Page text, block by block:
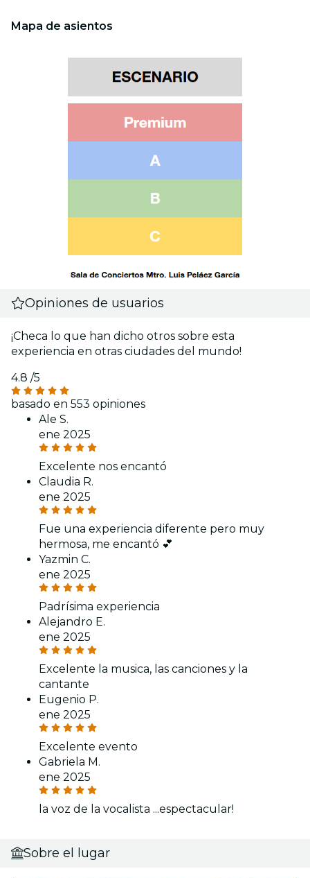
Mapa de asientos
Opiniones de usuarios
¡Checa lo que han dicho otros sobre esta
experiencia en otras ciudades del mundo!
4.8 /5
basado en 553 opiniones
Ale S.
ene 2025
Excelente nos encantó
Claudia R.
ene 2025
Fue una experiencia diferente pero muy
hermosa, me encantó 💕
Yazmin C.
ene 2025
Padrísima experiencia
Alejandro E.
ene 2025
Excelente la musica, las canciones y la
cantante
Eugenio P.
ene 2025
Excelente evento
Gabriela M.
ene 2025
la voz de la vocalista ...espectacular!
Sobre el lugar